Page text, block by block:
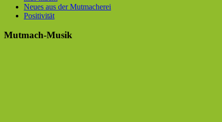
Neues aus der Mutmacherei
Positivität
Mutmach-Musik